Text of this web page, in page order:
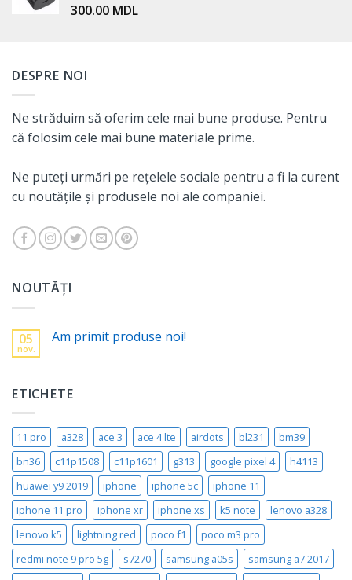
300.00 MDL
DESPRE NOI
Ne străduim să oferim cele mai bune produse. Pentru
că folosim cele mai bune materiale prime.
Ne puteți urmări pe rețelele sociale pentru a fi la curent
cu noutățile și produsele noi ale companiei.
NOUTĂȚI
05
nov.
Am primit produse noi!
ETICHETE
11 pro a328 ace 3 ace 4 lte airdots bl231
bm39
bn36
c11p1508 c11p1601 g313 google pixel 4
h4113
huawei y9 2019
iphone iphone 5c
iphone 11
iphone 11 pro
iphone xr iphone xs k5 note
lenovo a328
lenovo k5
lightning red poco f1
poco m3 pro
redmi note 9 pro 5g
s7270 samsung a05s
samsung a7 2017